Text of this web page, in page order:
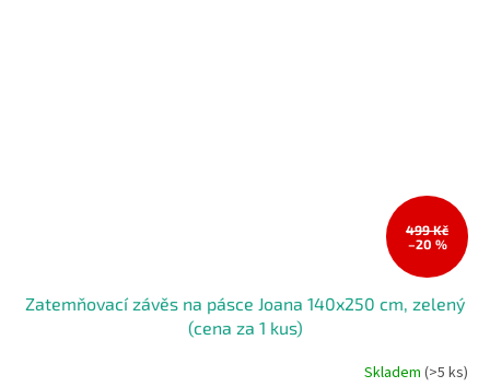
499 Kč
–20 %
Zatemňovací závěs na pásce Joana 140x250 cm, zelený
(cena za 1 kus)
Skladem (>5 ks)